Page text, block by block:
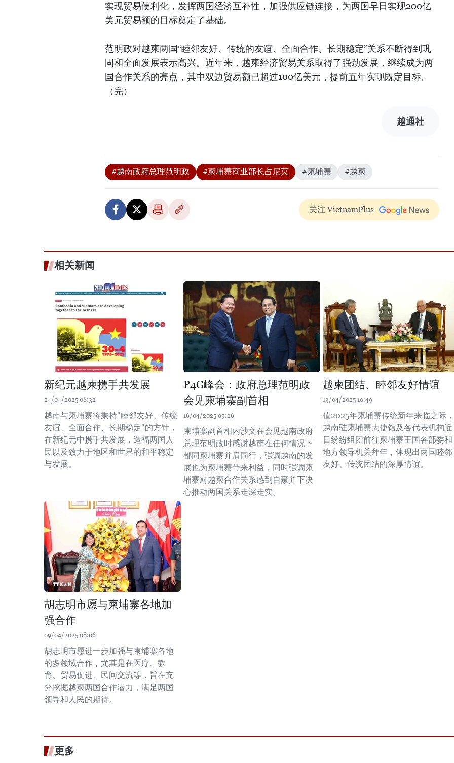
实现贸易便利化，发挥两国经济互补性，加强供应链连接，为两国早日实现200亿
美元贸易额的目标奠定了基础。
范明政对越柬两国“睦邻友好、传统的友谊、全面合作、长期稳定”关系不断得到巩
固和全面发展表示高兴。近年来，越柬经济贸易关系取得了强劲发展，继续成为两
国合作关系的亮点，其中双边贸易额已超过100亿美元，提前五年实现既定目标。
（完）
越通社
#越南政府总理范明政 #柬埔寨商业部长占尼莫 #柬埔寨 #越柬
关注 VietnamPlus
相关新闻
新纪元越柬携手共发展
24/04/2025 08:32
越南与柬埔寨将秉持"睦邻友好、传统
友谊、全面合作、长期稳定"的方针，
在新纪元中携手共发展，造福两国人
民以及致力于地区和世界的和平稳定
与发展。
P4G峰会：政府总理范明政
会见柬埔寨副首相
16/04/2025 09:26
柬埔寨副首相内沙文在会见越南政府
总理范明政时感谢越南在任何情况下
都同柬埔寨并肩同行，强调越南的发
展也为柬埔寨带来利益，同时强调柬
埔寨对越柬合作关系感到自豪并下决
心推动两国关系走深走实。
越柬团结、睦邻友好情谊
13/04/2025 10:49
值2025年柬埔寨传统新年来临之际，
越南驻柬埔寨大使馆及各代表机构近
日纷纷组团前往柬埔寨王国各部委和
地方领导机关拜年，体现出两国睦邻
友好、传统团结的深厚情谊。
胡志明市愿与柬埔寨各地加
强合作
09/04/2025 08:06
胡志明市愿进一步加强与柬埔寨各地
的多领域合作，尤其是在医疗、教
育、贸易促进、民间交流等，旨在充
分挖掘越柬两国合作潜力，满足两国
领导和人民的期待。
更多